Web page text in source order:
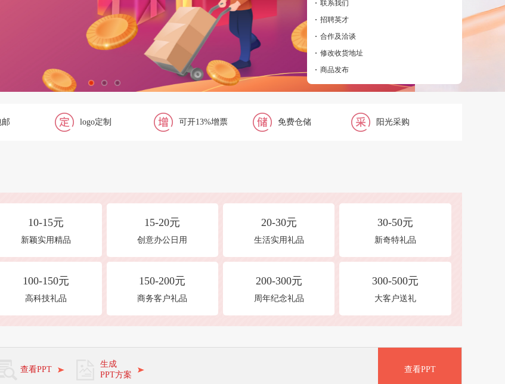
· 联系我们
· 招聘英才
· 合作及洽谈
· 修改收货地址
· 商品发布
邮 logo定制 可开13%增票 免费仓储 阳光采购
10-15元
新颖实用精品
15-20元
创意办公日用
20-30元
生活实用礼品
30-50元
新奇特礼品
100-150元
高科技礼品
150-200元
商务客户礼品
200-300元
周年纪念礼品
300-500元
大客户送礼
查看PPT
生成
PPT方案
查看PPT